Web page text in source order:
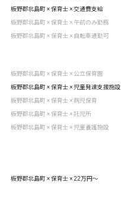
板野郡北島町 × 保育士 × 交通費支給
板野郡北島町 × 保育士 × 午前のみ勤務
板野郡北島町 × 保育士 × 自転車通勤可
板野郡北島町 × 保育士 × 公立保育園
板野郡北島町 × 保育士 × 児童発達支援施設
板野郡北島町 × 保育士 × 病児保育
板野郡北島町 × 保育士 × 託児所
板野郡北島町 × 保育士 × 児童養護施設
板野郡北島町 × 保育士 × 22万円〜